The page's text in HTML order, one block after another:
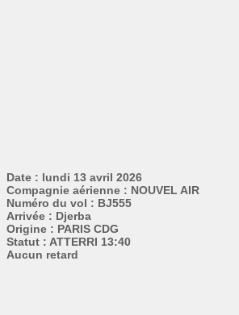
Date : lundi 13 avril 2026
Compagnie aérienne : NOUVEL AIR
Numéro du vol : BJ555
Arrivée : Djerba
Origine : PARIS CDG
Statut : ATTERRI 13:40
Aucun retard